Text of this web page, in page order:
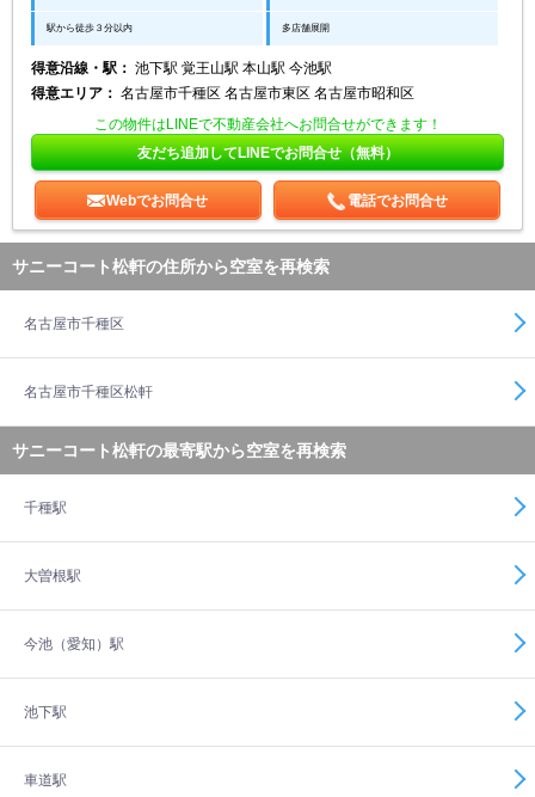
駅から徒歩３分以内 多店舗展開
得意沿線・駅： 池下駅 覚王山駅 本山駅 今池駅
得意エリア： 名古屋市千種区 名古屋市東区 名古屋市昭和区
この物件はLINEで不動産会社へお問合せができます！
友だち追加してLINEでお問合せ（無料）
Webでお問合せ 電話でお問合せ
サニーコート松軒の住所から空室を再検索
名古屋市千種区
名古屋市千種区松軒
サニーコート松軒の最寄駅から空室を再検索
千種駅
大曽根駅
今池（愛知）駅
池下駅
車道駅